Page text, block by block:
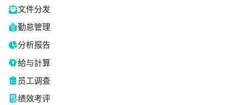
文件分发
勤怠管理
分析报告
給与計算
员工调查
绩效考评